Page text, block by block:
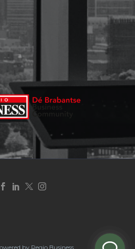
by Regio Business